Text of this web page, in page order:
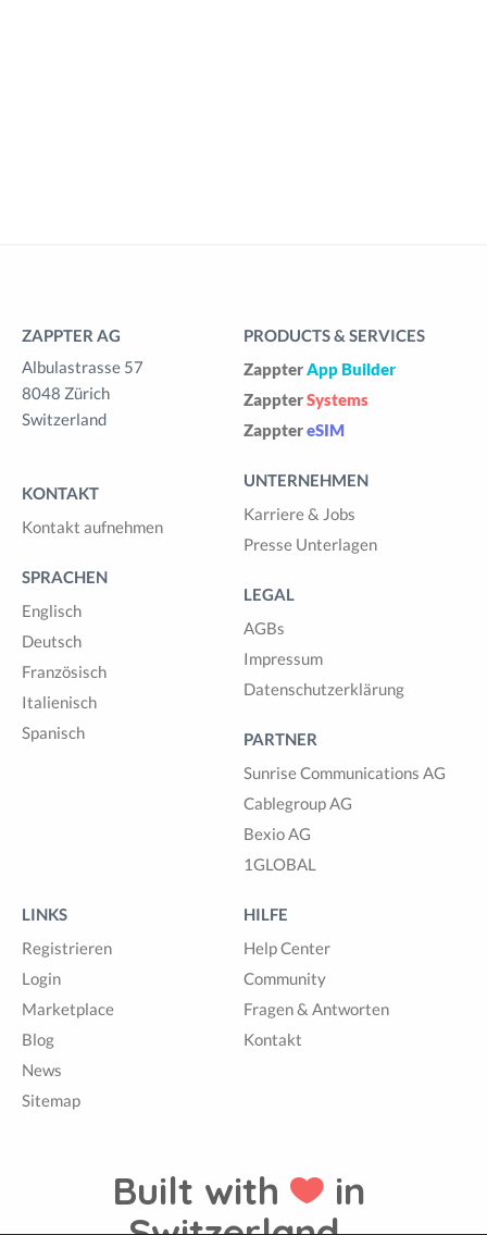
ZAPPTER AG
Albulastrasse 57
8048 Zürich
Switzerland
KONTAKT
Kontakt aufnehmen
SPRACHEN
Englisch
Deutsch
Französisch
Italienisch
Spanisch
PRODUCTS & SERVICES
ZappterApp Builder
ZappterSystems
ZapptereSIM
UNTERNEHMEN
Karriere & Jobs
Presse Unterlagen
LEGAL
AGBs
Impressum
Datenschutzerklärung
PARTNER
Sunrise Communications AG
Cablegroup AG
Bexio AG
1GLOBAL
LINKS
Registrieren
Login
Marketplace
Blog
News
Sitemap
HILFE
Help Center
Community
Fragen & Antworten
Kontakt
Built with
in